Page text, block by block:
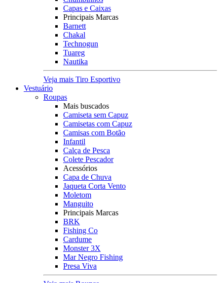
Capas e Caixas
Principais Marcas
Barnett
Chakal
Technogun
Tuareg
Nautika
Veja mais Tiro Esportivo
Vestuário
Roupas
Mais buscados
Camiseta sem Capuz
Camisetas com Capuz
Camisas com Botão
Infantil
Calça de Pesca
Colete Pescador
Acessórios
Capa de Chuva
Jaqueta Corta Vento
Moletom
Manguito
Principais Marcas
BRK
Fishing Co
Cardume
Monster 3X
Mar Negro Fishing
Presa Viva